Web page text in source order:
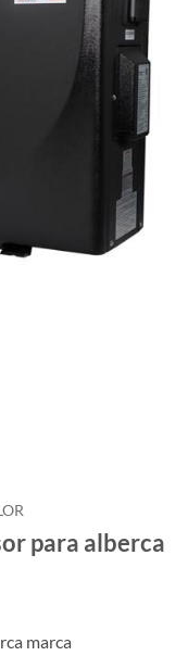
para alberca
marca